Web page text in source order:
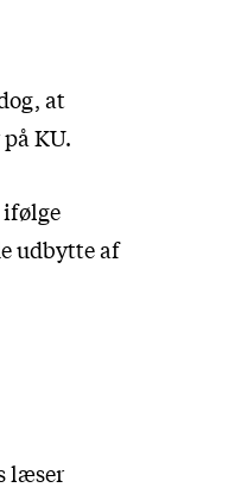
at
KU.
ifølge
udbytte af
læser